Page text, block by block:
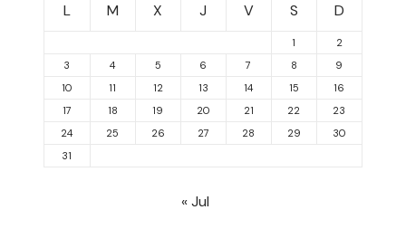
L
M X J V S D
1
2
3
4 5 6 7 8
9
10
11 12 13 14 15
16
17
18 19 20 21 22
23
24
25 26 27 28 29
30
31
« Jul